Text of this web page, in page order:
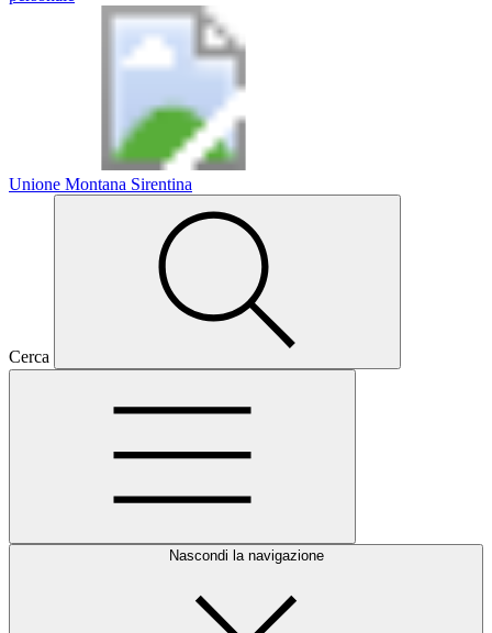
Unione Montana Sirentina
Cerca
Nascondi la navigazione